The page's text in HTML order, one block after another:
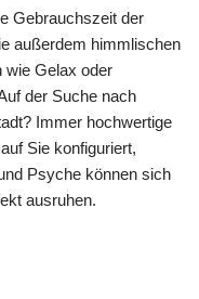
Gebrauchszeit der
außerdem himmlischen
wie Gelax oder
der Suche nach
Immer hochwertige
Sie konfiguriert,
Psyche können sich
ausruhen.